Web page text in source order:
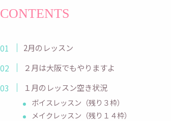
CONTENTS
2月のレッスン
２月は大阪でもやりますよ
１月のレッスン空き状況
ボイスレッスン（残り３枠）
メイクレッスン（残り１４枠）